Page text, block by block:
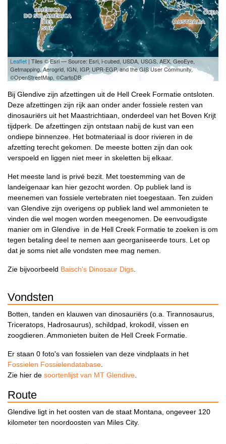
Leaflet | Tiles © Esri — Source: Esri, i-cubed, USDA, USGS, AEX, GeoEye,
Getmapping, Aerogrid, IGN, IGP, UPR-EGP, and the GIS User Community,
©OpenStreetMap, ©CartoDB
Bij Glendive zijn afzettingen uit de Hell Creek Formatie ontsloten.
Deze afzettingen zijn rijk aan onder ander fossiele resten van
dinosauriërs uit het Maastrichtiaan, onderdeel van het Boven Krijt
tijdperk. De afzettingen zijn ontstaan nabij de kust van een
ondiepe binnenzee. Het botmateriaal is door rivieren in de
afzetting terecht gekomen. De meeste botten zijn dan ook
verspoeld en liggen niet meer in skeletten bij elkaar.
Het meeste land is privé bezit. Met toestemming van de
landeigenaar kan hier gezocht worden. Op publiek land is
meenemen van fossiele vertebraten niet toegestaan. Ten zuiden
van Glendive zijn overigens op publiek land wel ammonieten te
vinden die wel mogen worden meegenomen. De eenvoudigste
manier om in Glendive in de Hell Creek Formatie te zoeken is om
tegen betaling deel te nemen aan georganiseerde tours. Let op
dat je soms niet alle vondsten mee mag nemen.
Zie bijvoorbeeld Baisch's Dinosaur Digs.
Vondsten
Botten, tanden en klauwen van dinosauriërs (o.a. Tirannosaurus,
Triceratops, Hadrosaurus), schildpad, krokodil, vissen en
zoogdieren. Ammonieten buiten de Hell Creek Formatie.
Er staan 0 foto's van fossielen van deze vindplaats in het
Fossielen Fossielendatabase.
Zie hier de soortenlijst van MT Glendive.
Route
Glendive ligt in het oosten van de staat Montana, ongeveer 120
kilometer ten noordoosten van Miles City.